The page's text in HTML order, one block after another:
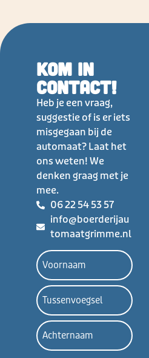
Kom in
contact!
Heb je een vraag,
suggestie of is er iets
misgegaan bij de
automaat? Laat het
ons weten! We
denken graag met je
mee.
06 22 54 53 57
info@boerderijau
tomaatgrimme.nl
Naam